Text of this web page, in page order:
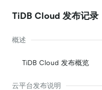
TiDB Cloud 发布记录
概述
TiDB Cloud 发布概览
云平台发布说明